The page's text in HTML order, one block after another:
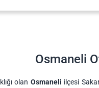
Osmaneli
olan Osmaneli ilçesi